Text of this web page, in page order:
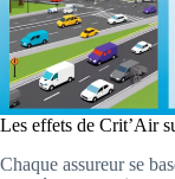
Les effets de Crit’Air
Chaque assureur se